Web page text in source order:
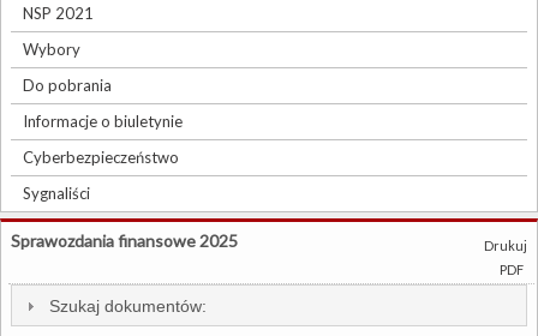
NSP 2021
Wybory
Do pobrania
Informacje o biuletynie
Cyberbezpieczeństwo
Sygnaliści
Drukuj
PDF
Sprawozdania finansowe 2025
Szukaj dokumentów: